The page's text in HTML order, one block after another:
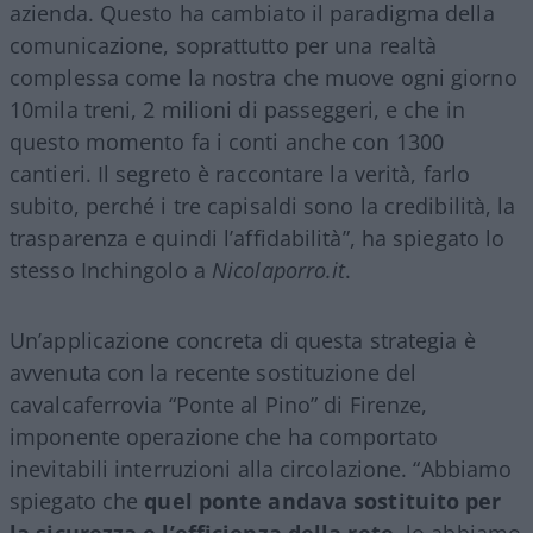
azienda. Questo ha cambiato il paradigma della
comunicazione, soprattutto per una realtà
complessa come la nostra che muove ogni giorno
10mila treni, 2 milioni di passeggeri, e che in
questo momento fa i conti anche con 1300
cantieri. Il segreto è raccontare la verità, farlo
subito, perché i tre capisaldi sono la credibilità, la
trasparenza e quindi l’affidabilità”, ha spiegato lo
stesso Inchingolo a Nicolaporro.it.
Un’applicazione concreta di questa strategia è
avvenuta con la recente sostituzione del
cavalcaferrovia “Ponte al Pino” di Firenze,
imponente operazione che ha comportato
inevitabili interruzioni alla circolazione. “Abbiamo
spiegato che quel ponte andava sostituito per